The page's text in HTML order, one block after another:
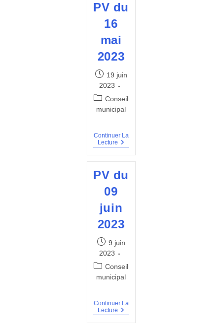
SUR
MATIERE
DE
DEVELOPPEMENT
DURABLE
PV du
16
mai
2023
Publication
publiée :
19 juin
2023
Post
category:
Conseil
municipal
Continuer La
Lecture PV
2023
PV du
09
juin
2023
Publication
publiée :
9 juin
2023
Post
category:
Conseil
municipal
Continuer La
Lecture PV